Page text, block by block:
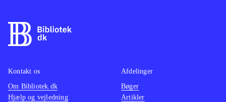
Kontakt os
Om Bibliotek.dk
Hjælp og vejledning
Afdelinger
Bøger
Artikler